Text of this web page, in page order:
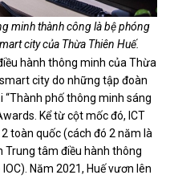
minh thành công là bệ phóng
city của Thừa Thiên Huế.
hành thông minh của Thừa
city do những tập đoàn
“Thành phố thông minh sáng
Kể từ cột mốc đó, ICT
toàn quốc (cách đó 2 năm là
Trung tâm điều hành thông
Năm 2021, Huế vươn lên